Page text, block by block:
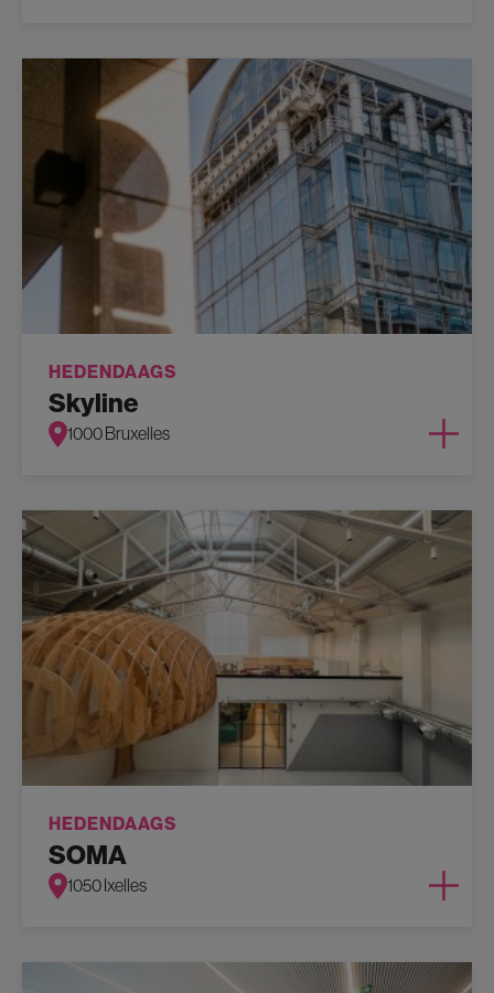
HEDENDAAGS
Skyline
1000 Bruxelles
HEDENDAAGS
SOMA
1050 Ixelles